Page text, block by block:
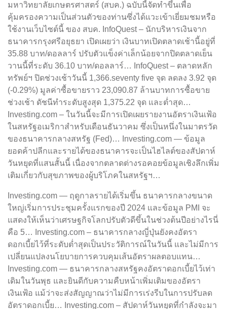
มหาวิทยาลัยเกษตรศาสตร์ (สบค.) ฉบับนี้จัดทำขึ้นเพื่อ
คุ้มครองความเป็นส่วนตัวของท่านซึ่งได้แวะเข้าเยี่ยมชมหรือ
ใช้งานเว็บไซต์นี้ ของ สบค. InfoQuest – นักบริหารเงินจาก
ธนาคารกรุงศรีอยุธยา เปิดเผยว่า เงินบาทเปิดตลาดเช้านี้อยู่ที่
35.88 บาท/ดอลลาร์ ปรับตัวแข็งค่าเล็กน้อยจากปิดตลาดเย็น
วานนี้ที่ระดับ 36.10 บาท/ดอลลาร์… InfoQuest – ตลาดหลัก
ทรัพย์ฯ ปิดช่วงเช้าวันนี้ 1,366.seventy five จุด ลดลง 3.92 จุด
(-0.29%) มูลค่าซื้อขายราว 23,090.87 ล้านบาทการซื้อขาย
ช่วงเช้า ดัชนีทำระดับสูงสุด 1,375.22 จุด และต่ำสุด…
Investing.com – ในวันนี้จะมีการเปิดเผยรายงานอัตราเงินเฟ้อ
ในสหรัฐอเมริกาสำหรับเดือนธันวาคม ซึ่งเป็นหนึ่งในมาตรวัด
ของธนาคารกลางสหรัฐ (Fed)… Investing.com — ข้อมูล
ยอดค้าปลีกและรายได้ของธนาคารจะเป็นไฮไลต์ของสัปดาห์
วันหยุดที่แสนสั้นนี้ เนื่องจากตลาดต่างรอคอยข้อมูลเชิงลึกเพิ่ม
เติมเกี่ยวกับสุขภาพของผู้บริโภคในสหรัฐฯ…
Investing.com — ฤดูกาลรายได้เริ่มขึ้น ธนาคารกลางขนาด
ใหญ่เริ่มการประชุมครั้งแรกของปี 2024 และข้อมูล PMI จะ
แสดงให้เห็นว่าเศรษฐกิจโลกปรับตัวดีขึ้นในช่วงต้นปีอย่างไรนี่
คือ 5… Investing.com – ธนาคารกลางญี่ปุ่นยังคงอัตรา
ดอกเบี้ยไว้ที่ระดับต่ำสุดเป็นประวัติการณ์ในวันนี้ และไม่มีการ
เปลี่ยนแปลงนโยบายการควบคุมเส้นอัตราผลตอบแทน…
Investing.com — ธนาคารกลางสหรัฐคงอัตราดอกเบี้ยไว้เท่า
เดิมในวันพุธ และยินดีกับความคืบหน้าเพิ่มเติมของอัตรา
เงินเฟ้อ แม้ว่าจะส่งสัญญาณว่าไม่มีการเร่งรีบในการปรับลด
อัตราดอกเบี้ย… Investing.com – สัปดาห์วันหยุดที่กำลังจะมา